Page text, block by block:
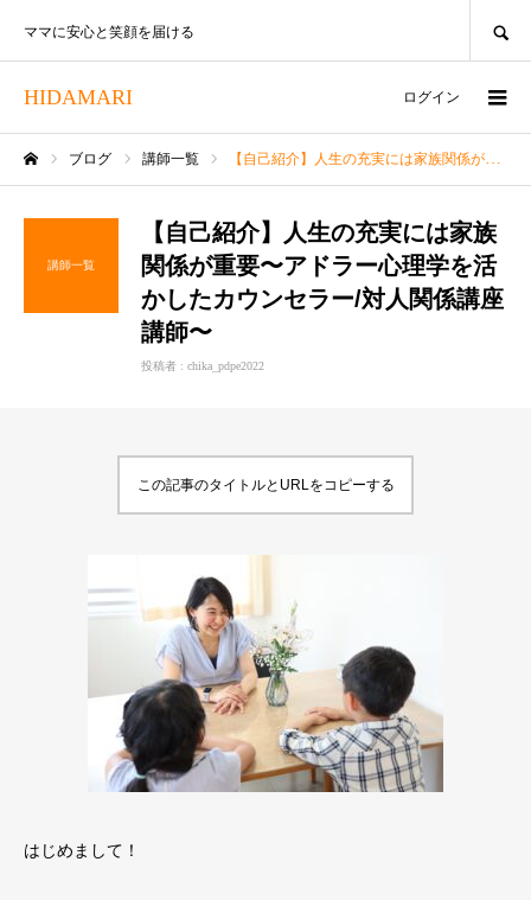
HIDAMARI
ママに安心と笑顔を届ける
ログイン
ブログ 講師一覧 【自己紹介】人生の充実には家族関係が重要〜アドラー心理学を活かしたカウンセラー/対人関係講座講師〜
講師一覧
【自己紹介】人生の充実には家族
関係が重要〜アドラー心理学を活
かしたカウンセラー/対人関係講座
講師〜
投稿者 : chika_pdpe2022
この記事のタイトルとURLをコピーする
はじめまして！